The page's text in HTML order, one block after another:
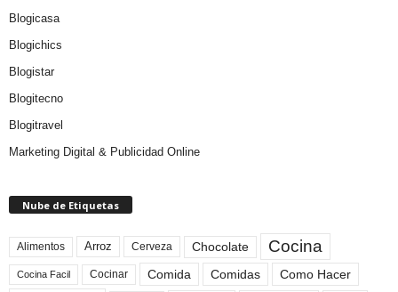
Blogicasa
Blogichics
Blogistar
Blogitecno
Blogitravel
Marketing Digital & Publicidad Online
Nube de Etiquetas
Alimentos Arroz Cerveza Chocolate Cocina
Cocina Facil Cocinar Comida Comidas Como Hacer